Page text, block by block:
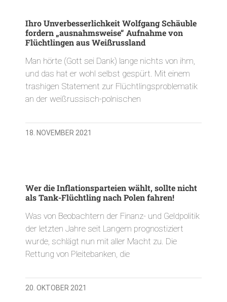
Ihro Unverbesserlichkeit Wolfgang Schäuble
fordern „ausnahmsweise“ Aufnahme von
Flüchtlingen aus Weißrussland
Man hörte (Gott sei Dank) lange nichts von ihm,
und das hat er wohl selbst gespürt. Mit einem
trashigen Statement zur Flüchtlingsproblematik
an der weißrussisch-polnischen
18. NOVEMBER 2021
Wer die Inflationsparteien wählt, sollte nicht
als Tank-Flüchtling nach Polen fahren!
Was von Beobachtern der Finanz- und Geldpolitik
der letzten Jahre seit Langem prognostiziert
wurde, schlägt nun mit aller Macht zu. Die
Rettung von Pleitebanken, die
20. OKTOBER 2021